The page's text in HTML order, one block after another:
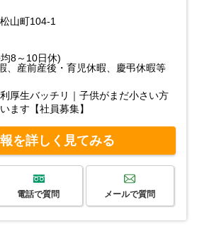
山町104-1
8～10日休)
、産前産後・育児休暇、慶弔休暇等
厚生バッチリ｜子供がまだ小さい方
ます【社員募集】
を詳しく見てみる
電話で質問 メールで質問